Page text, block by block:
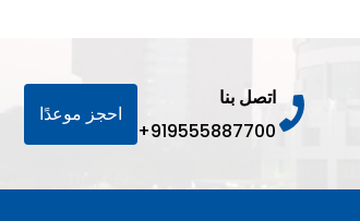
اتصل بنا
+919555887700
احجز موعدًا